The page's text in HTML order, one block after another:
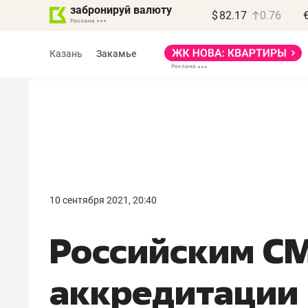
забронируй валюту $ 82.17 0.76
Казань Закамье
10 сентября 2021, 20:40
Российским
аккредитации
правил, бизнес может
потерять минимум